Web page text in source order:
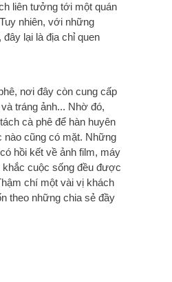
liên tưởng tới một quán
nhiên, với những
lại là địa chỉ quen
nơi đây còn cung cấp
tráng ảnh... Nhờ đó,
cà phê để hàn huyên
nào cũng có mặt. Những
hồi kết về ảnh film, máy
cuộc sống đều được
chí một vài vị khách
theo những chia sẻ đầy